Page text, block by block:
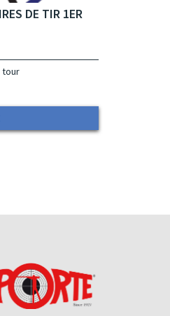
DE TIR 1ER
tour